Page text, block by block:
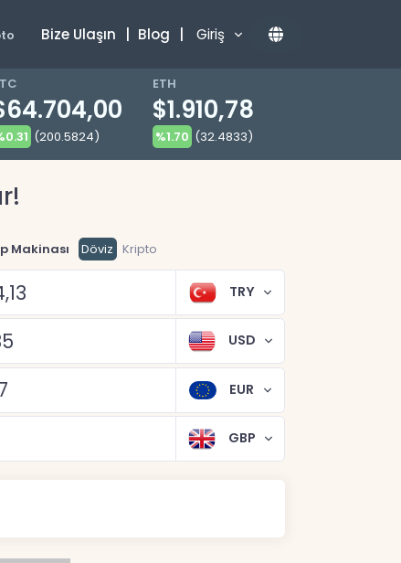
Bize Ulaşın | Blog | Giriş
(200.5824)
ETH
$1.910,78
%1.70 (32.4833)
Makinası Döviz Kripto
TRY
USD
EUR
GBP